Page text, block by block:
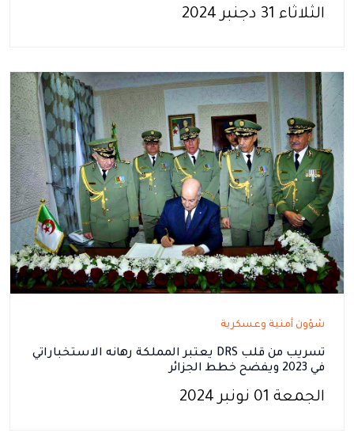
الثلاثاء 31 دجنبر 2024
شؤون أمنية وعسكرية
تسريب من قلب DRS يعتبر المملكة رهانه الاستخباراتي
في 2023 ويفضح خطط الجزائر
الجمعة 01 نونبر 2024